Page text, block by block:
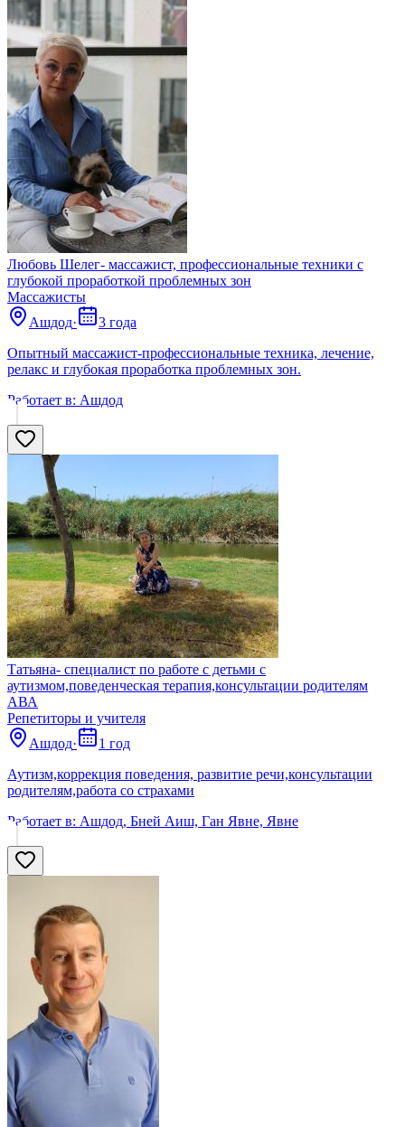
Любовь Шелег- массажист, профессиональные техники с
глубокой проработкой проблемных зон
Массажисты
Ашдод·
3 года
Опытный массажист-профессиональные техника, лечение,
релакс и глубокая проработка проблемных зон.
Работает в: Ашдод
Татьяна- специалист по работе с детьми с
аутизмом,поведенческая терапия,консультации родителям
АВА
Репетиторы и учителя
Ашдод·
1 год
Аутизм,коррекция поведения, развитие речи,консультации
родителям,работа со страхами
Работает в: Ашдод, Бней Аиш, Ган Явне, Явне